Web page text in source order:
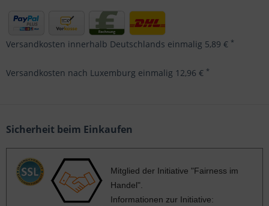
Versandkosten innerhalb Deutschlands einmalig 5,89 € *
Versandkosten nach Luxemburg einmalig 12,96 € *
Sicherheit beim Einkaufen
Mitglied der Initiative "Fairness im
Handel".
Informationen zur Initiative: